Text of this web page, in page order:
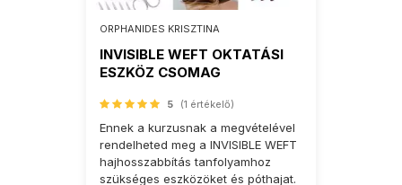
ORPHANIDES KRISZTINA
INVISIBLE WEFT OKTATÁSI
ESZKÖZ CSOMAG
5 (1 értékelő)
Ennek a kurzusnak a megvételével
rendelheted meg a INVISIBLE WEFT
hajhosszabbítás tanfolyamhoz
szükséges eszközöket és póthajat.